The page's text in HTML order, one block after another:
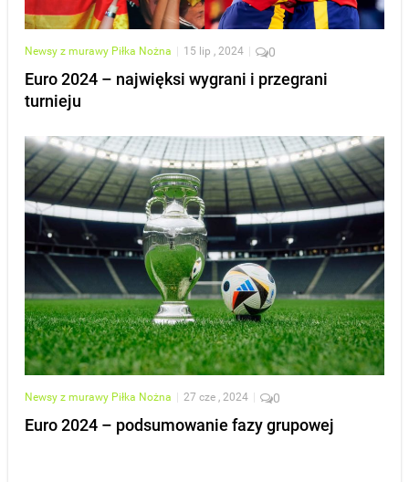
Newsy z murawy Piłka Nożna 15 lip , 2024 0
Euro 2024 – najwięksi wygrani i przegrani
turnieju
Newsy z murawy Piłka Nożna 27 cze , 2024 0
Euro 2024 – podsumowanie fazy grupowej